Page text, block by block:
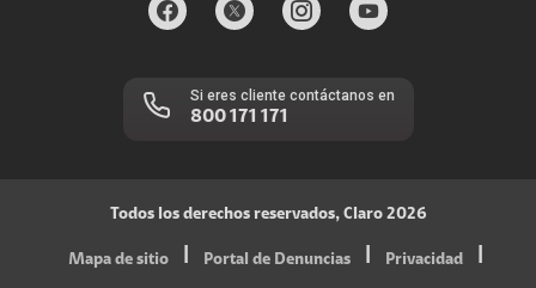
Si eres cliente contáctanos en
800 171 171
Todos los derechos reservados, Claro 2026
Mapa de sitio Portal de Denuncias Privacidad